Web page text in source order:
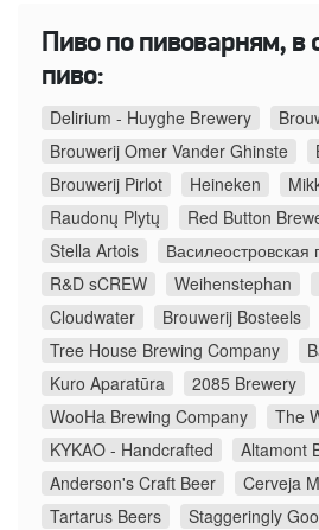
Пиво по пивоварням, в
пиво:
Delirium - Huyghe Brewery
Brouwerij Omer Vander Ghinste
Brouwerij Pirlot
Heineken
Raudonų Plytų
Red Button
Stella Artois
Василеостровская
R&D sCREW
Weihenstephan
Cloudwater
Brouwerij Bosteels
Tree House Brewing Company
Kuro Aparatūra
2085 Brewery
WooHa Brewing Company
The
KYKAO - Handcrafted
Altamont
Anderson's Craft Beer
Cerveja
Tartarus Beers
Staggeringly